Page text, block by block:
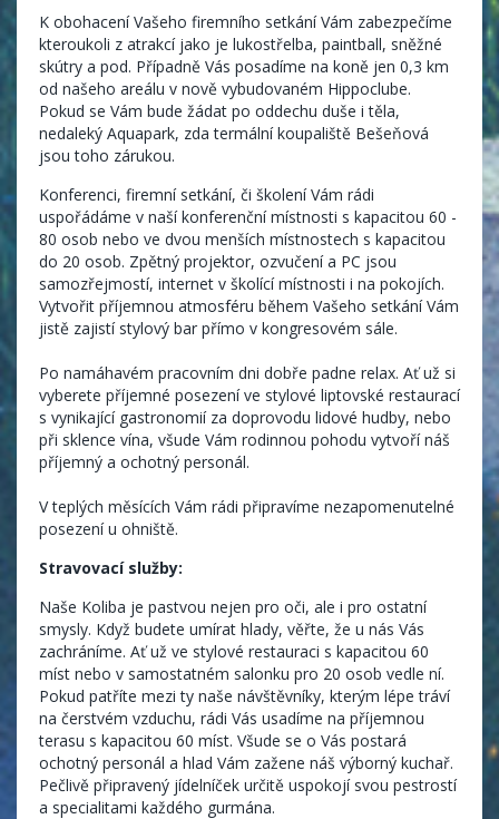
K obohacení Vašeho firemního setkání Vám zabezpečíme
kteroukoli z atrakcí jako je lukostřelba, paintball, sněžné
skútry a pod. Případně Vás posadíme na koně jen 0,3 km
od našeho areálu v nově vybudovaném Hippoclube.
Pokud se Vám bude žádat po oddechu duše i těla,
nedaleký Aquapark, zda termální koupaliště Bešeňová
jsou toho zárukou.
Konferenci, firemní setkání, či školení Vám rádi
uspořádáme v naší konferenční místnosti s kapacitou 60 -
80 osob nebo ve dvou menších místnostech s kapacitou
do 20 osob. Zpětný projektor, ozvučení a PC jsou
samozřejmostí, internet v školící místnosti i na pokojích.
Vytvořit příjemnou atmosféru během Vašeho setkání Vám
jistě zajistí stylový bar přímo v kongresovém sále.
Po namáhavém pracovním dni dobře padne relax. Ať už si
vyberete příjemné posezení ve stylové liptovské restaurací
s vynikající gastronomií za doprovodu lidové hudby, nebo
při sklence vína, všude Vám rodinnou pohodu vytvoří náš
příjemný a ochotný personál.
V teplých měsících Vám rádi připravíme nezapomenutelné
posezení u ohniště.
Stravovací služby:
Naše Koliba je pastvou nejen pro oči, ale i pro ostatní
smysly. Když budete umírat hlady, věřte, že u nás Vás
zachráníme. Ať už ve stylové restauraci s kapacitou 60
míst nebo v samostatném salonku pro 20 osob vedle ní.
Pokud patříte mezi ty naše návštěvníky, kterým lépe tráví
na čerstvém vzduchu, rádi Vás usadíme na příjemnou
terasu s kapacitou 60 míst. Všude se o Vás postará
ochotný personál a hlad Vám zažene náš výborný kuchař.
Pečlivě připravený jídelníček určitě uspokojí svou pestrostí
a specialitami každého gurmána.